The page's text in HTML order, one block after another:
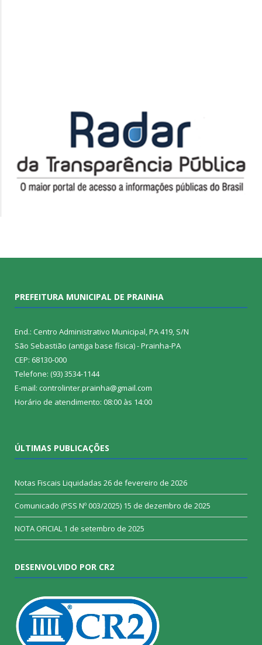
PREFEITURA MUNICIPAL DE PRAINHA
End.: Centro Administrativo Municipal, PA 419, S/N
São Sebastião (antiga base física) - Prainha-PA
CEP: 68130-000
Telefone: (93) 3534-1144
E-mail: controlinter.prainha@gmail.com
Horário de atendimento: 08:00 às 14:00
ÚLTIMAS PUBLICAÇÕES
Notas Fiscais Liquidadas 26 de fevereiro de 2026
Comunicado (PSS Nº 003/2025) 15 de dezembro de 2025
NOTA OFICIAL 1 de setembro de 2025
DESENVOLVIDO POR CR2